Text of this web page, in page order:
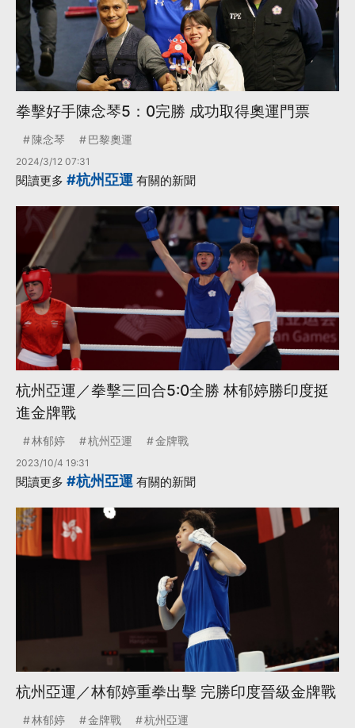
拳擊好手陳念琴5：0完勝 成功取得奧運門票
陳念琴 巴黎奧運
2024/3/12 07:31
閱讀更多 #杭州亞運 有關的新聞
杭州亞運／拳擊三回合5:0全勝 林郁婷勝印度挺
進金牌戰
林郁婷 杭州亞運 金牌戰
2023/10/4 19:31
閱讀更多 #杭州亞運 有關的新聞
杭州亞運／林郁婷重拳出擊 完勝印度晉級金牌戰
林郁婷 金牌戰 杭州亞運